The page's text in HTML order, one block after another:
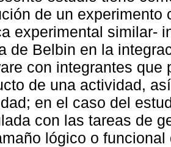
de un experimento
experimental similar-
de Belbin en la
con integrantes
de una actividad,
en el caso del
con las tareas de
lógico o